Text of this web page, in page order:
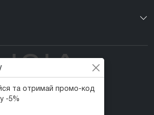
веган nail-бренд в Україні!
та отримай промо-код
-5%